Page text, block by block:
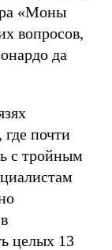
«Моны
вопросов,
да
почти
с тройным
целых 13